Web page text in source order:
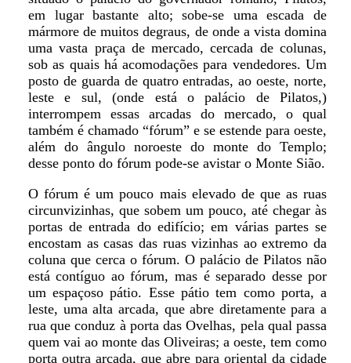
em lugar bastante alto; sobe-se uma escada de
mármore de muitos degraus, de onde a vista domina
uma vasta praça de mercado, cercada de colunas,
sob as quais há acomodações para vendedores. Um
posto de guarda de quatro entradas, ao oeste, norte,
leste e sul, (onde está o palácio de Pilatos,)
interrompem essas arcadas do mercado, o qual
também é chamado “fórum” e se estende para oeste,
além do ângulo noroeste do monte do Templo;
desse ponto do fórum pode-se avistar o Monte Sião.
O fórum é um pouco mais elevado de que as ruas
circunvizinhas, que sobem um pouco, até chegar às
portas de entrada do edifício; em várias partes se
encostam as casas das ruas vizinhas ao extremo da
coluna que cerca o fórum. O palácio de Pilatos não
está contíguo ao fórum, mas é separado desse por
um espaçoso pátio. Esse pátio tem como porta, a
leste, uma alta arcada, que abre diretamente para a
rua que conduz à porta das Ovelhas, pela qual passa
quem vai ao monte das Oliveiras; a oeste, tem como
porta outra arcada, que abre para oriental da cidade